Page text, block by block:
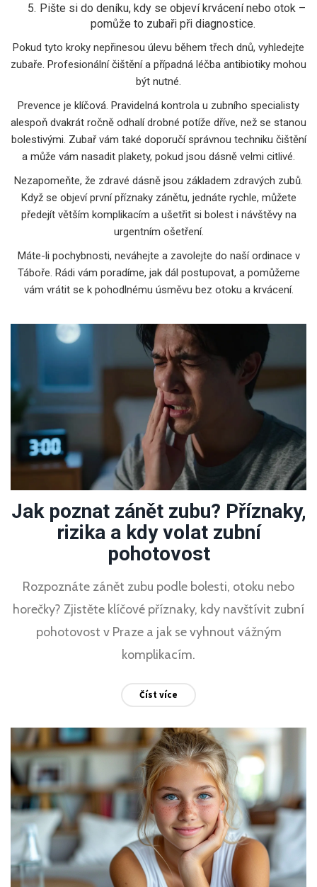
Pište si do deníku, kdy se objeví krvácení nebo otok –
pomůže to zubaři při diagnostice.
Pokud tyto kroky nepřinesou úlevu během třech dnů, vyhledejte
zubaře. Profesionální čištění a případná léčba antibiotiky mohou
být nutné.
Prevence je klíčová. Pravidelná kontrola u zubního specialisty
alespoň dvakrát ročně odhalí drobné potíže dříve, než se stanou
bolestivými. Zubař vám také doporučí správnou techniku čištění
a může vám nasadit plakety, pokud jsou dásně velmi citlivé.
Nezapomeňte, že zdravé dásně jsou základem zdravých zubů.
Když se objeví první příznaky zánětu, jednáte rychle, můžete
předejít větším komplikacím a ušetřit si bolest i návštěvy na
urgentním ošetření.
Máte-li pochybnosti, neváhejte a zavolejte do naší ordinace v
Táboře. Rádi vám poradíme, jak dál postupovat, a pomůžeme
vám vrátit se k pohodlnému úsměvu bez otoku a krvácení.
Jak poznat zánět zubu? Příznaky,
rizika a kdy volat zubní
pohotovost
Rozpoznáte zánět zubu podle bolesti, otoku nebo
horečky? Zjistěte klíčové příznaky, kdy navštívit zubní
pohotovost v Praze a jak se vyhnout vážným
komplikacím.
Číst více